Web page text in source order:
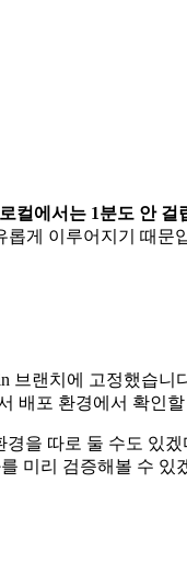
로컬에서는 1분도 안 걸
롭게 이루어지기 때
브랜치에 고정했습
배포 환경에서 확인
을 따로 둘 수도 있
미리 검증해볼 수